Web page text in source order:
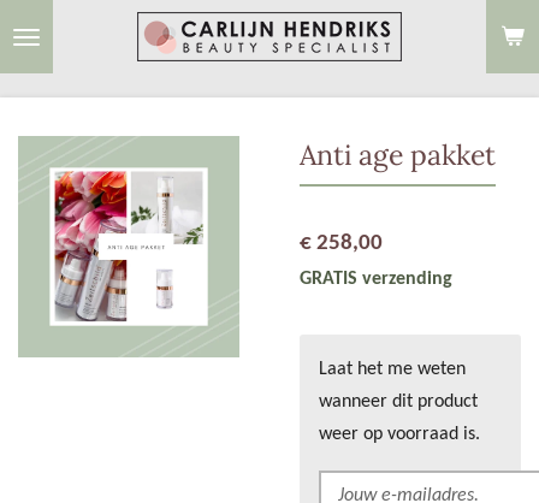
Ga
Anti age pakket
€ 258,00
GRATIS verzending
Laat het me weten
wanneer dit product
weer op voorraad is.